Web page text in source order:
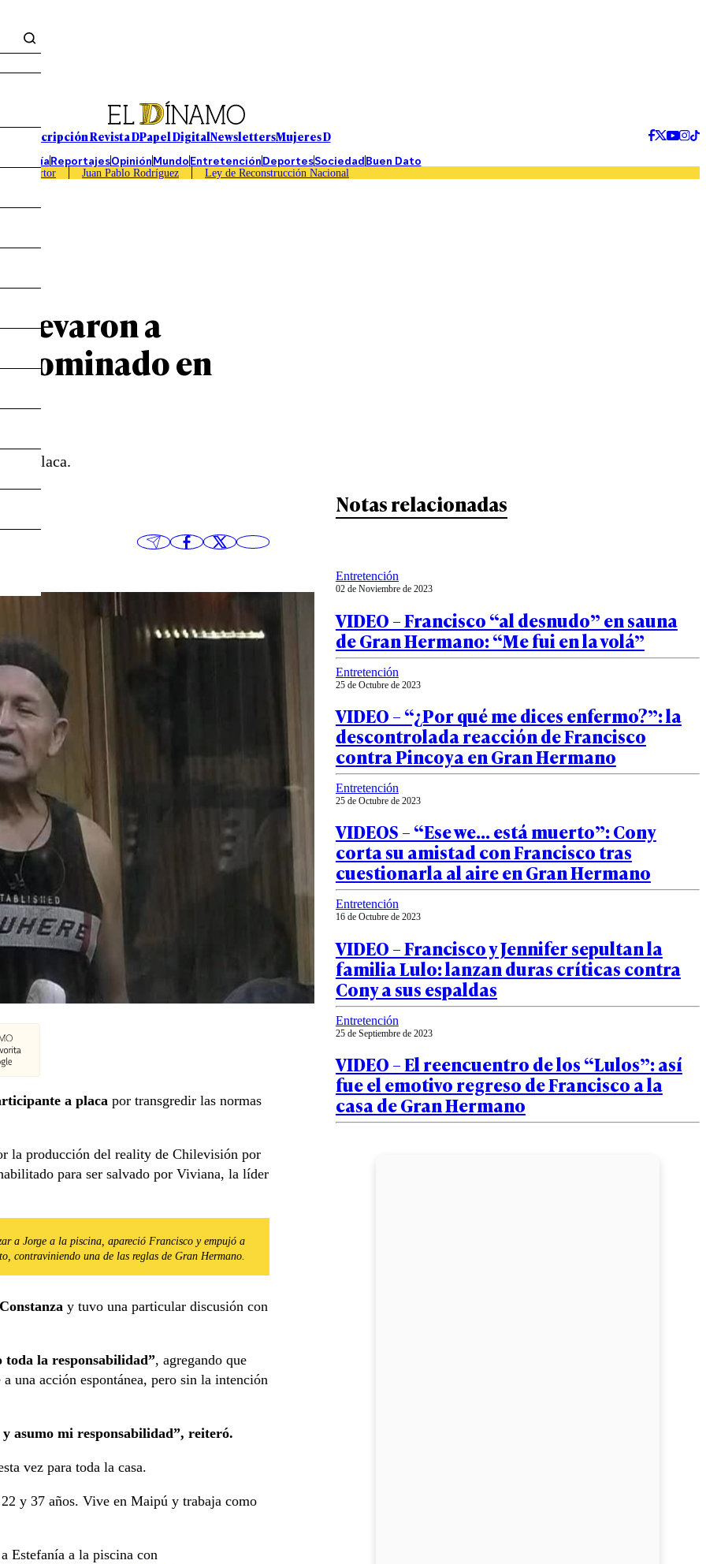
Suscripción Revista DPapel DigitalNewslettersMujeres D
EconomíaReportajesOpiniónMundoEntretenciónDeportesSociedadBuen Dato
Caso Sartor Juan Pablo Rodríguez Ley de Reconstrucción Nacional
llevaron a
nominado en
a la placa.
a placa por transgredir las normas
la producción del reality de Chilevisión por
para ser salvado por Viviana, la líder
a Jorge a la piscina, apareció Francisco y empujó a
contraviniendo una de las reglas de Gran Hermano.
y tuvo una particular discusión con
toda la responsabilidad”, agregando que
una acción espontánea, pero sin la intención
asumo mi responsabilidad”, reiteró.
vez para toda la casa.
y 37 años. Vive en Maipú y trabaja como
Estefanía a la piscina con
Notas relacionadas
Entretención
02 de Noviembre de 2023
VIDEO – Francisco “al desnudo” en sauna
de Gran Hermano: “Me fui en la volá”
Entretención
25 de Octubre de 2023
VIDEO – “¿Por qué me dices enfermo?”: la
descontrolada reacción de Francisco
contra Pincoya en Gran Hermano
Entretención
25 de Octubre de 2023
VIDEOS – “Ese we… está muerto”: Cony
corta su amistad con Francisco tras
cuestionarla al aire en Gran Hermano
Entretención
16 de Octubre de 2023
VIDEO – Francisco y Jennifer sepultan la
familia Lulo: lanzan duras críticas contra
Cony a sus espaldas
Entretención
25 de Septiembre de 2023
VIDEO – El reencuentro de los “Lulos”: así
fue el emotivo regreso de Francisco a la
casa de Gran Hermano